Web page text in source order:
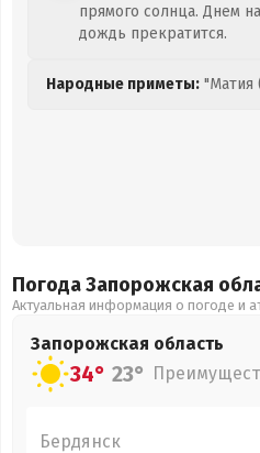
прямого солнца. Днем
дождь прекратится.
Народные приметы: "Матия
Погода Запорожская
Актуальная информация о погоде и
Запорожская область
34° 23°
Бердянск